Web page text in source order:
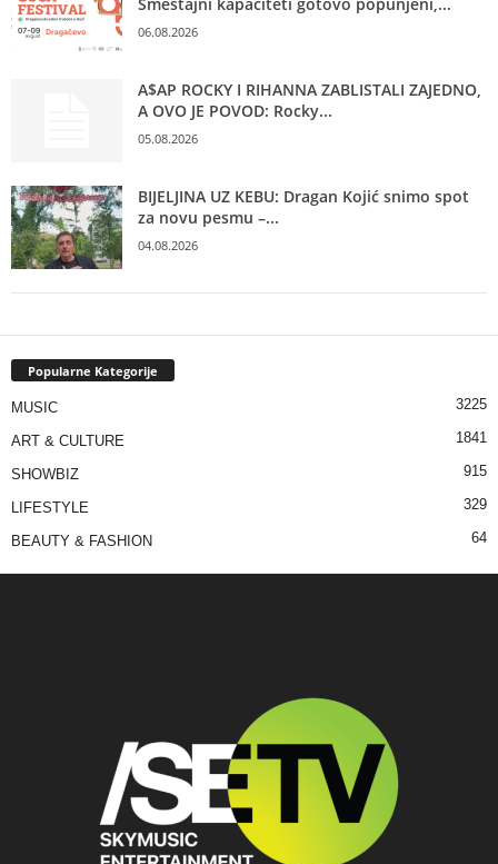
06.08.2026
A$AP ROCKY I RIHANNA ZABLISTALI ZAJEDNO,
A OVO JE POVOD: Rocky...
05.08.2026
BIJELJINA UZ KEBU: Dragan Kojić snimo spot
za novu pesmu –...
04.08.2026
Popularne Kategorije
MUSIC 3225
ART & CULTURE 1841
SHOWBIZ 915
LIFESTYLE 329
BEAUTY & FASHION 64